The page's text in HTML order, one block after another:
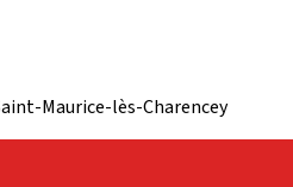
Maurice-lès-Charencey